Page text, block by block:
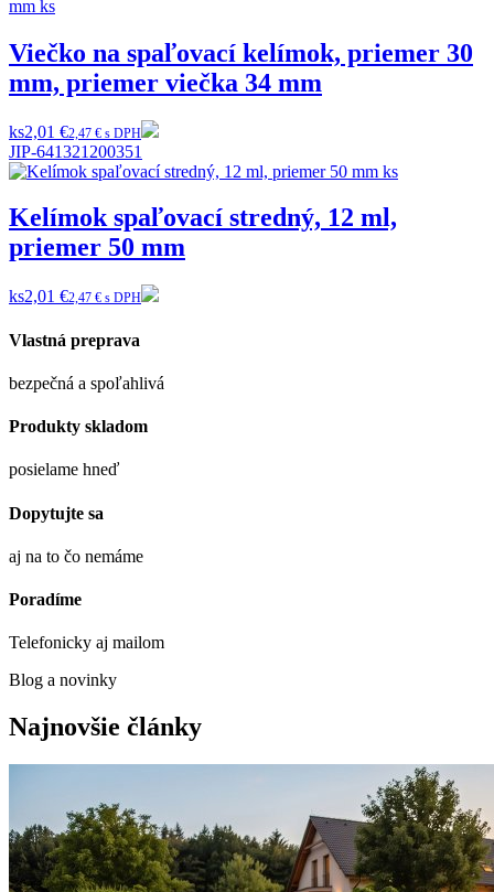
Viečko na spaľovací kelímok, priemer 30
mm, priemer viečka 34 mm
ks2,01 €2,47 € s DPH
JIP-641321200351
Kelímok spaľovací stredný, 12 ml,
priemer 50 mm
ks2,01 €2,47 € s DPH
Vlastná preprava
bezpečná a spoľahlivá
Produkty skladom
posielame hneď
Dopytujte sa
aj na to čo nemáme
Poradíme
Telefonicky aj mailom
Blog a novinky
Najnovšie články